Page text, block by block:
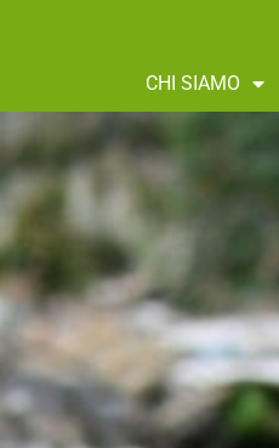
CHI SIAMO